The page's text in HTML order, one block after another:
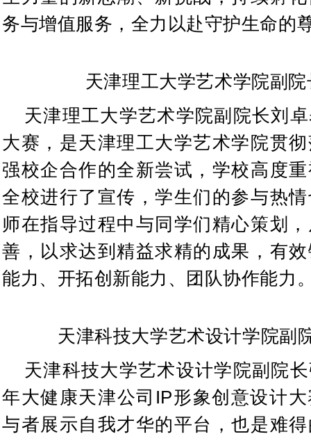
务与增值服务，全力以赴守护生命的
天津理工大学艺术学院副
天津理工大学艺术学院副院长刘
大赛，是天津理工大学艺术学院贯
强校企合作的全新尝试，学校高度
全校进行了宣传，学生们的参与热
师在指导过程中与同学们精心策划
善，以求达到精益求精的成果，有
能力、开拓创新能力、团队协作能力
天津科技大学艺术设计学院副
天津科技大学艺术设计学院副院
年大健康天津公司IP形象创意设计
与者展示自我才华的平台，也是难